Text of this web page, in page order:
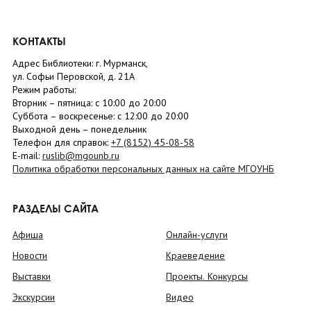
КОНТАКТЫ
Адрес Библиотеки: г. Мурманск,
ул. Софьи Перовской, д. 21А
Режим работы:
Вторник – пятница: с 10:00 до 20:00
Суббота – воскресенье: c 12:00 до 20:00
Выходной день – понедельник
Телефон для справок: +7 (8152) 45-08-58
E-mail: ruslib@mgounb.ru
Политика обработки персональных данных на сайте МГОУНБ
РАЗДЕЛЫ САЙТА
Афиша
Новости
Выставки
Экскурсии
Онлайн-услуги
Краеведение
Проекты. Конкурсы
Видео